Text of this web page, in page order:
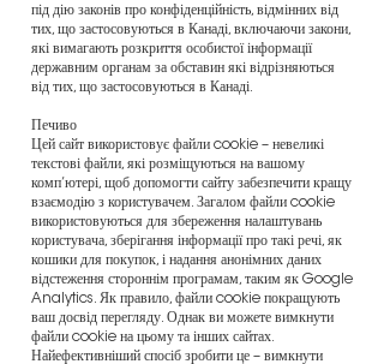
під дію законів про конфіденційність, відмінних від
тих, що застосовуються в Канаді, включаючи закони,
які вимагають розкриття особистої інформації
державним органам за обставин які відрізняються
від тих, що застосовуються в Канаді.
Печиво
Цей сайт використовує файли cookie – невеликі
текстові файли, які розміщуються на вашому
комп’ютері, щоб допомогти сайту забезпечити кращу
взаємодію з користувачем. Загалом файли cookie
використовуються для збереження налаштувань
користувача, зберігання інформації про такі речі, як
кошики для покупок, і надання анонімних даних
відстеження стороннім програмам, таким як Google
Analytics. Як правило, файли cookie покращують
ваш досвід перегляду. Однак ви можете вимкнути
файли cookie на цьому та інших сайтах.
Найефективніший спосіб зробити це – вимкнути